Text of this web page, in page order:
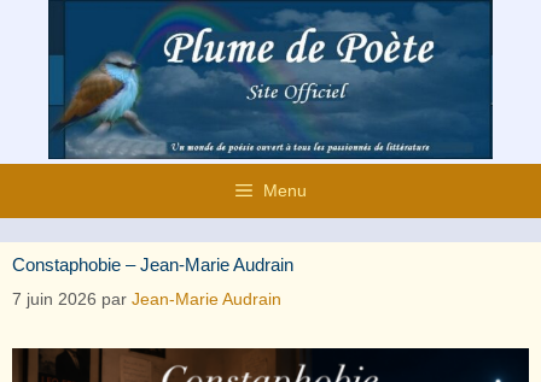
contenu
Menu
Constaphobie – Jean-Marie Audrain
7 juin 2026 par Jean-Marie Audrain